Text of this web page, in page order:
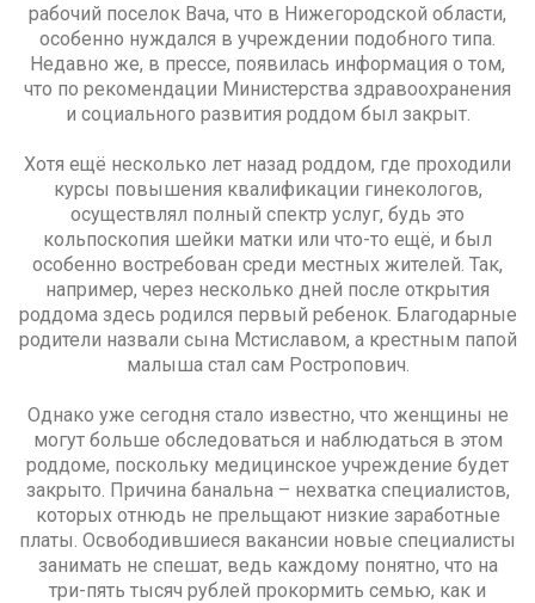
рабочий поселок Вача, что в Нижегородской области,
особенно нуждался в учреждении подобного типа.
Недавно же, в прессе, появилась информация о том,
что по рекомендации Министерства здравоохранения
и социального развития роддом был закрыт.
Хотя ещё несколько лет назад роддом, где проходили
курсы повышения квалификации гинекологов,
осуществлял полный спектр услуг, будь это
кольпоскопия шейки матки или что-то ещё, и был
особенно востребован среди местных жителей. Так,
например, через несколько дней после открытия
роддома здесь родился первый ребенок. Благодарные
родители назвали сына Мстиславом, а крестным папой
малыша стал сам Ростропович.
Однако уже сегодня стало известно, что женщины не
могут больше обследоваться и наблюдаться в этом
роддоме, поскольку медицинское учреждение будет
закрыто. Причина банальна – нехватка специалистов,
которых отнюдь не прельщают низкие заработные
платы. Освободившиеся вакансии новые специалисты
занимать не спешат, ведь каждому понятно, что на
три-пять тысяч рублей прокормить семью, как и